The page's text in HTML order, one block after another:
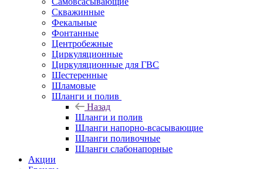
Скважинные
Фекальные
Фонтанные
Центробежные
Циркуляционные
Циркуляционные для ГВС
Шестеренные
Шламовые
Шланги и полив
Назад
Шланги и полив
Шланги напорно-всасывающие
Шланги поливочные
Шланги слабонапорные
Акции